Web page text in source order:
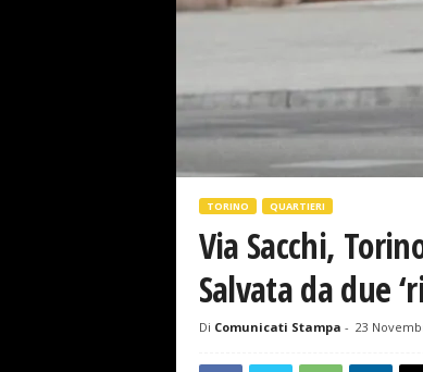
TORINO QUARTIERI
Via Sacchi,
Salvata da due
Di Comunicati Stampa - 23